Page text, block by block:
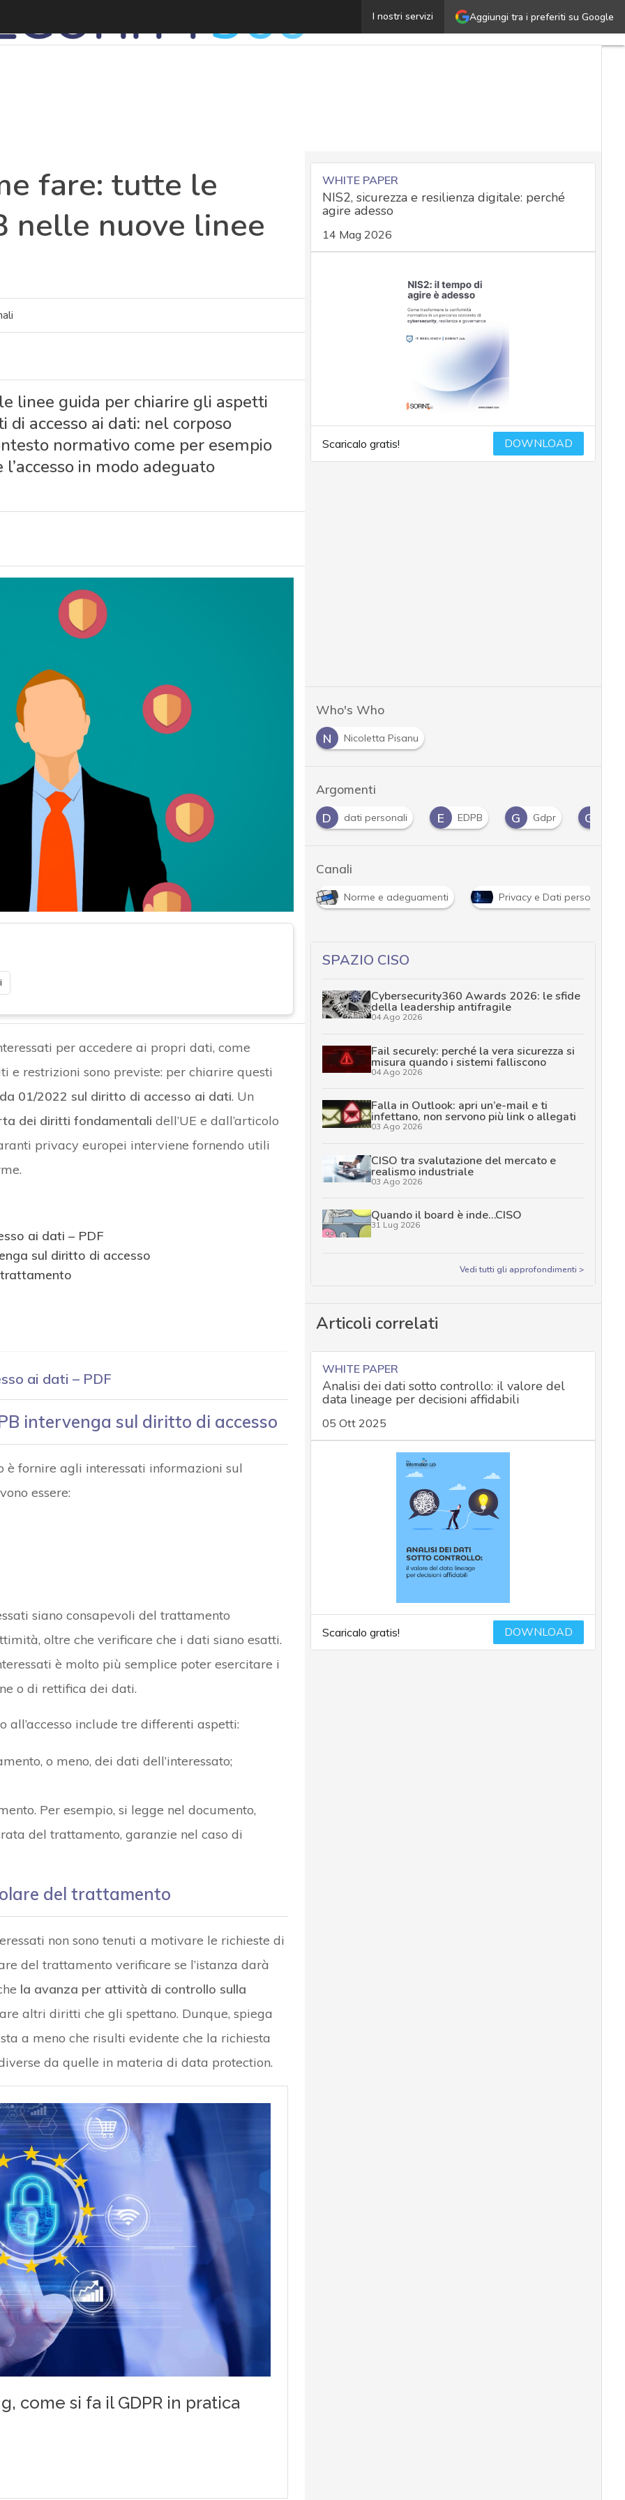
Aggiungi tra i preferiti su Google
I nostri servizi
Accesso ai dati, come fare: tutte le istruzioni
fare: tutte le
nelle nuove linee
linee guida per chiarire gli aspetti
accesso ai dati: nel corposo
normativo come per esempio
in modo adeguato
per accedere ai propri dati, come
e restrizioni sono previste: per chiarire questi
01/2022 sul diritto di accesso ai dati. Un
dei diritti fondamentali dell’UE e dall’articolo
privacy europei interviene fornendo utili
ai dati – PDF
sul diritto di accesso
ai dati – PDF
intervenga sul diritto di accesso
è fornire agli interessati informazioni sul
essere:
siano consapevoli del trattamento
oltre che verificare che i dati siano esatti.
è molto più semplice poter esercitare i
o di rettifica dei dati.
include tre differenti aspetti:
o meno, dei dati dell’interessato;
Per esempio, si legge nel documento,
del trattamento, garanzie nel caso di
del trattamento
non sono tenuti a motivare le richieste di
del trattamento verificare se l’istanza darà
la avanza per attività di controllo sulla
altri diritti che gli spettano. Dunque, spiega
a meno che risulti evidente che la richiesta
da quelle in materia di data protection.
WHITE PAPER
NIS2, sicurezza e resilienza digitale: perché
agire adesso
14 Mag 2026
Scaricalo gratis! DOWNLOAD
Who's Who
N
Nicoletta Pisanu
Argomenti
Data Protection D E EDPB G Gdpr G guida P Privacy
Canali
News, attualità e analisi Cyber sicurezza e privacy Norme e adeguamenti Privacy e Dati personali
SPAZIO CISO
Cybersecurity360 Awards 2026: le sfide
della leadership antifragile
04 Ago 2026
Fail securely: perché la vera sicurezza si
misura quando i sistemi falliscono
04 Ago 2026
Falla in Outlook: apri un’e-mail e ti
infettano, non servono più link o allegati
03 Ago 2026
CISO tra svalutazione del mercato e
realismo industriale
03 Ago 2026
Quando il board è inde…CISO
31 Lug 2026
Vedi tutti gli approfondimenti >
Articoli correlati
WHITE PAPER
Analisi dei dati sotto controllo: il valore del
data lineage per decisioni affidabili
05 Ott 2025
Scaricalo gratis! DOWNLOAD